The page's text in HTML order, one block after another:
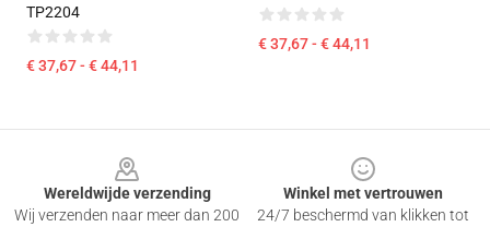
TP2204
€ 37,67 - € 44,11
€ 37,67 - € 44,11
Wereldwijde verzending
Wij verzenden naar meer dan 200
Winkel met vertrouwen
24/7 beschermd van klikken tot